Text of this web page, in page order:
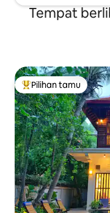
Tempat
Pilihan tamu
Pilihan tamu